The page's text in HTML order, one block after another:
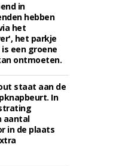
in
hebben
het
het parkje
een groene
ontmoeten.
staat aan de
In
aantal
in de plaats